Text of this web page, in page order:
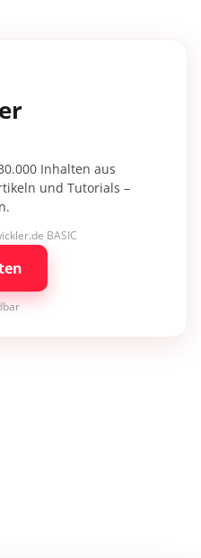
Inhalten aus
und Tutorials –
BASIC